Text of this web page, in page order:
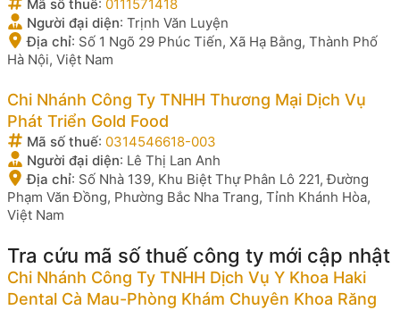
Mã số thuế: 0111571418
Người đại diện: Trịnh Văn Luyện
Địa chỉ: Số 1 Ngõ 29 Phúc Tiến, Xã Hạ Bằng, Thành Phố
Hà Nội, Việt Nam
Chi Nhánh Công Ty TNHH Thương Mại Dịch Vụ
Phát Triển Gold Food
Mã số thuế: 0314546618-003
Người đại diện: Lê Thị Lan Anh
Địa chỉ: Số Nhà 139, Khu Biệt Thự Phân Lô 221, Đường
Phạm Văn Đồng, Phường Bắc Nha Trang, Tỉnh Khánh Hòa,
Việt Nam
Tra cứu mã số thuế công ty mới cập nhật
Chi Nhánh Công Ty TNHH Dịch Vụ Y Khoa Haki
Dental Cà Mau-Phòng Khám Chuyên Khoa Răng